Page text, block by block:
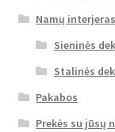
Namų interjeras
Sieninės
Stalinės
Pakabos
Prekės su jūsų